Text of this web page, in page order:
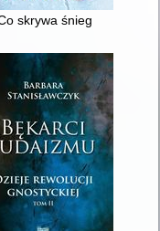
skrywa śnieg